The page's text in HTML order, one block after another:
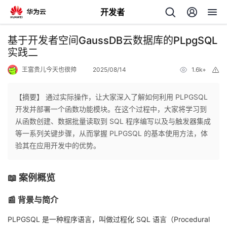
开发者
返
回
个
人
页
我
开
发
基于开发者空间GaussDB云数据库的PLpgSQL
实践二
王富贵儿今天也很帅 2025/08/14 1.6k+
【摘要】 通过实际操作，让大家深入了解如何利用 PLPGSQL
开发并部署一个函数功能模块。在这个过程中，大家将学习到
从函数创建、数据批量读取到 SQL 程序编写以及与触发器集成
等一系列关键步骤，从而掌握 PLPGSQL 的基本使用方法，体
验其在应用开发中的优势。
📖 案例概览
📰 背景与简介
PLPGSQL 是一种程序语言，叫做过程化 SQL 语言（Procedural